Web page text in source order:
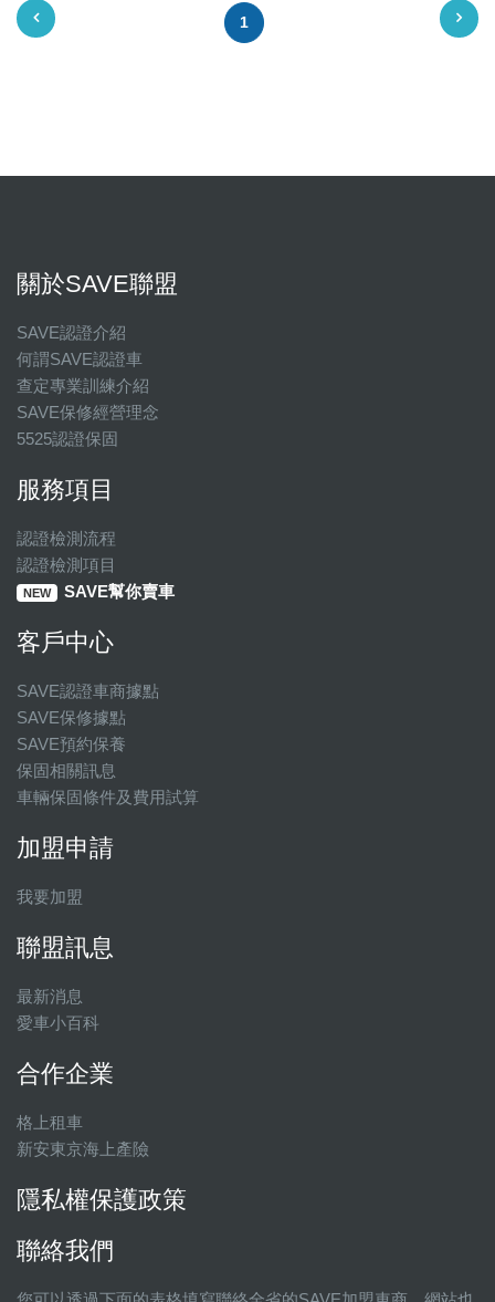
1
關於SAVE聯盟
SAVE認證介紹
何謂SAVE認證車
查定專業訓練介紹
SAVE保修經營理念
5525認證保固
服務項目
認證檢測流程
認證檢測項目
NEW SAVE幫你賣車
客戶中心
SAVE認證車商據點
SAVE保修據點
SAVE預約保養
保固相關訊息
車輛保固條件及費用試算
加盟申請
我要加盟
聯盟訊息
最新消息
愛車小百科
合作企業
格上租車
新安東京海上產險
隱私權保護政策
聯絡我們